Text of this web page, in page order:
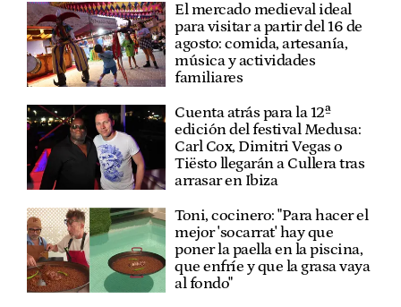
El mercado medieval ideal
para visitar a partir del 16 de
agosto: comida, artesanía,
música y actividades
familiares
Cuenta atrás para la 12ª
edición del festival Medusa:
Carl Cox, Dimitri Vegas o
Tiësto llegarán a Cullera tras
arrasar en Ibiza
Toni, cocinero: "Para hacer el
mejor 'socarrat' hay que
poner la paella en la piscina,
que enfríe y que la grasa vaya
al fondo"